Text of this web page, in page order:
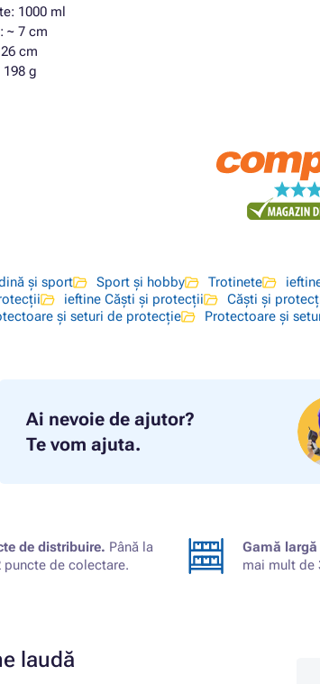
1000 ml
~ 7 cm
cm
198 g
și sport Sport și hobby Trotinete
ieftine Căști și protecții Căști și
și seturi de protecție
Protectoare și
Ai nevoie de ajutor?
Te vom ajuta.
de distribuire. Până la
puncte de colectare.
Gamă
mai mult de
laudă